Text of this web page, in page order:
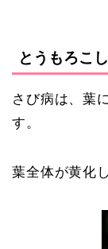
とうもろこ
さび病は、葉
す。
葉全体が黄化